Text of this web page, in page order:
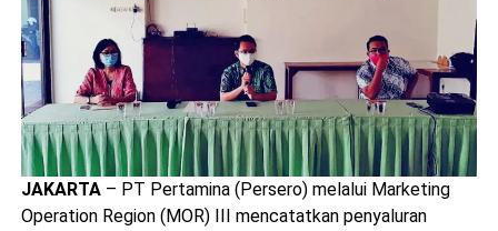
JAKARTA– PT Pertamina (Persero) melalui Marketing
Operation Region (MOR) III mencatatkan penyaluran